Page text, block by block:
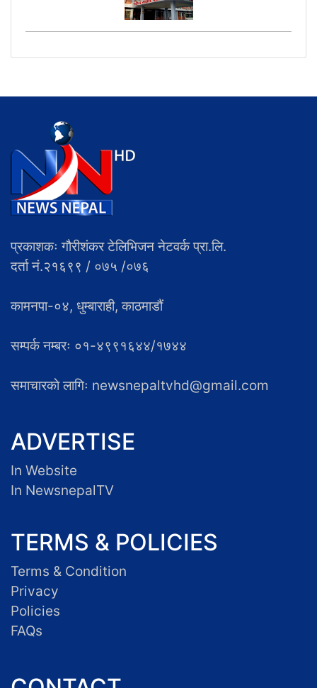
प्रकाशकः गौरीशंकर टेलिभिजन नेटवर्क प्रा.लि.
दर्ता नं.२१६९९ / ०७५ /०७६
कामनपा-०४, धुम्बाराही, काठमाडौं
सम्पर्क नम्बरः ०१-४९९१६४४/१७४४
समाचारकाे लागिः newsnepaltvhd@gmail.com
ADVERTISE
In Website
In NewsnepalTV
TERMS & POLICIES
Terms & Condition
Privacy
Policies
FAQs